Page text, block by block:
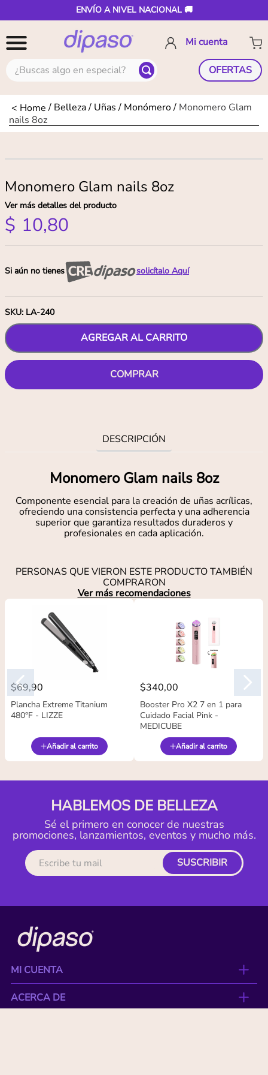
ENVÍO A NIVEL NACIONAL 🚚
¿Buscas algo en especial? OFERTAS
Belleza Uñas Monómero
Monomero Glam
nails 8oz
Monomero Glam nails 8oz
Ver más detalles del producto
$ 10,80
Si aún no tienes solicítalo Aquí
SKU: LA-240
AGREGAR AL CARRITO
COMPRAR
DESCRIPCIÓN
Monomero Glam nails 8oz
Componente esencial para la creación de uñas acrílicas,
ofreciendo una consistencia perfecta y una adherencia
superior que garantiza resultados duraderos y
profesionales en cada aplicación.
PERSONAS QUE VIERON ESTE PRODUCTO TAMBIÉN
COMPRARON
Ver más recomendaciones
$69,90
Plancha Extreme Titanium
480°F - LIZZE
Añadir al carrito
$340,00
Booster Pro X2 7 en 1 para
Cuidado Facial Pink -
MEDICUBE
Añadir al carrito
HABLEMOS DE BELLEZA
Sé el primero en conocer de nuestras
promociones, lanzamientos, eventos y mucho más.
SUSCRIBIR
MI CUENTA
ACERCA DE